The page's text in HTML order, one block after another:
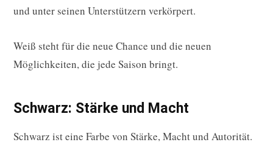
und unter seinen Unterstützern verkörpert.
Weiß steht für die neue Chance und die neuen
Möglichkeiten, die jede Saison bringt.
Schwarz: Stärke und Macht
Schwarz ist eine Farbe von Stärke, Macht und Autorität.